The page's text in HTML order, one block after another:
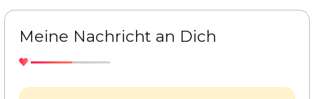
Meine Nachricht an Dich